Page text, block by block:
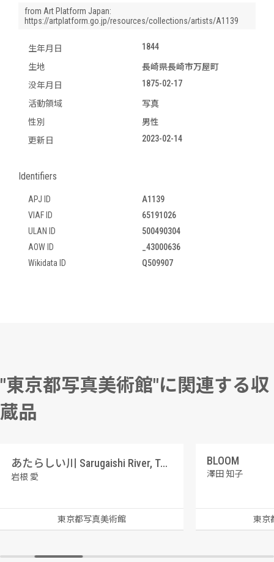
from Art Platform Japan:
https://artplatform.go.jp/resources/collections/artists/A1139
生年月日 1844
生地
長崎県長崎市万屋町
没年月日
1875-02-17
活動領域
写真
性別
男性
更新日
2023-02-14
Identifiers
APJ ID
A1139
VIAF ID
65191026
ULAN ID
500490304
AOW ID
_43000636
Wikidata ID
Q509907
"東京都写真美術館"に関連する収
蔵品
あたらしい川 Sarugaishi River, Toono, Iwate
岩根 愛
東京都写真美術館
BLOOM
澤田 知子
東京